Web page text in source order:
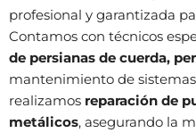
profesional y garantizada
Contamos con técnicos
de persianas de cuerda,
mantenimiento de
realizamos reparación de
metálicos, asegurando la